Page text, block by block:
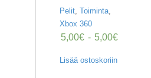
Pelit, Toiminta,
Xbox 360
5,00€ - 5,00€
Lisää ostoskoriin